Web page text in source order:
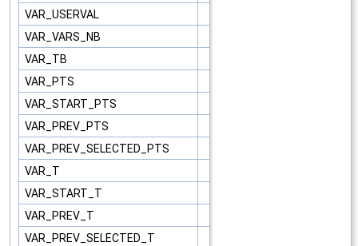
VAR_USERVAL
VAR_VARS_NB
VAR_TB
VAR_PTS
VAR_START_PTS
VAR_PREV_PTS
VAR_PREV_SELECTED_PTS
VAR_T
VAR_START_T
VAR_PREV_T
VAR_PREV_SELECTED_T